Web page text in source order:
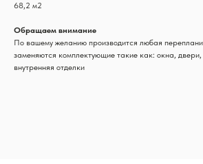
68,2 м2
Обращаем внимание
По вашему желанию производится любая
заменяются комплектующие такие как: окна,
внутренняя отделки